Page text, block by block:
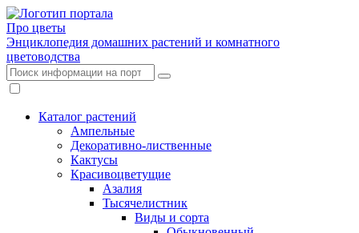
Про цветы
Энциклопедия домашних растений и комнатного
цветоводства
Каталог растений
Ампельные
Декоративно-лиственные
Кактусы
Красивоцветущие
Азалия
Тысячелистник
Виды и сорта